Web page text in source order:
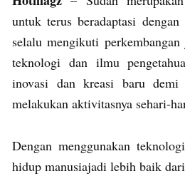
untuk terus beradaptasi
selalu mengikuti
teknologi dan ilmu
inovasi dan kreasi baru demi
melakukan aktivitasnya sehari-
Dengan menggunakan
hidup manusiajadi lebih baik